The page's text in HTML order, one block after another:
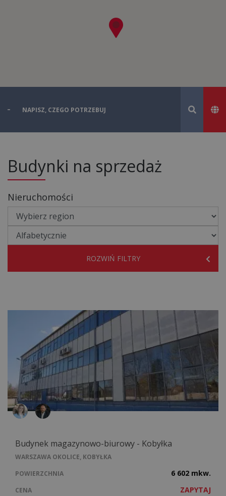
Budynki na sprzedaż
Nieruchomości
ROZWIŃ FILTRY
Budynek magazynowo-biurowy - Kobyłka
WARSZAWA OKOLICE, KOBYŁKA
POWIERZCHNIA
6 602 mkw.
CENA ZAPYTAJ